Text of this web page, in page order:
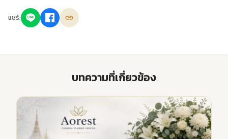
แชร์:
บทความที่เกี่ยวข้อง